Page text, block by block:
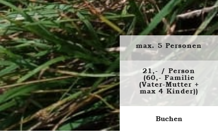
9
und
max. 5 Personen
21,- / Person
(60,- Familie
(Vater-Mutter +
max 4 Kinder))
Buchen